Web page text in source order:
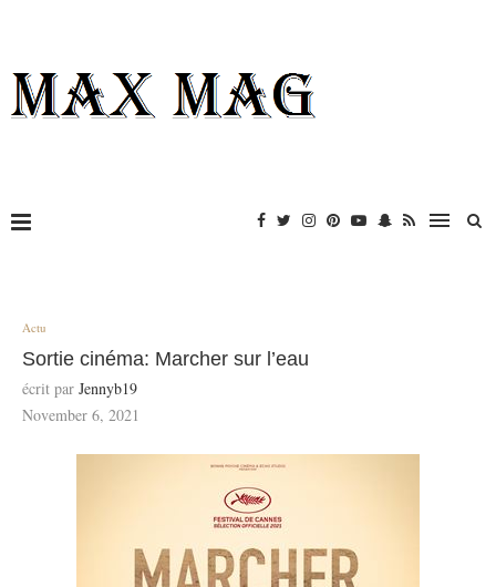
Actu
Sortie cinéma: Marcher sur l’eau
écrit par Jennyb19
November 6, 2021